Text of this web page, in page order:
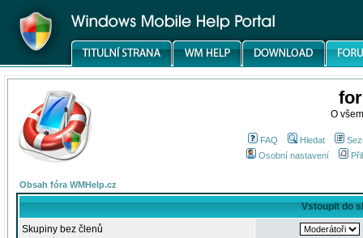
O
FAQ Hledat
Osobní nastavení
Obsah fóra WMHelp.cz
Vstoupit do
Skupiny bez členů